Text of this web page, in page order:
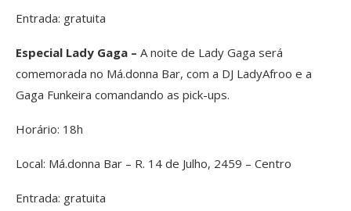
Entrada: gratuita
Especial Lady Gaga – A noite de Lady Gaga será
comemorada no Má.donna Bar, com a DJ LadyAfroo e a
Gaga Funkeira comandando as pick-ups.
Horário: 18h
Local: Má.donna Bar – R. 14 de Julho, 2459 – Centro
Entrada: gratuita